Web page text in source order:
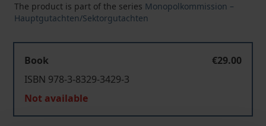
The product is part of the series Monopolkommission –
Hauptgutachten/Sektorgutachten
Book
€29.00
ISBN 978-3-8329-3429-3
Not available